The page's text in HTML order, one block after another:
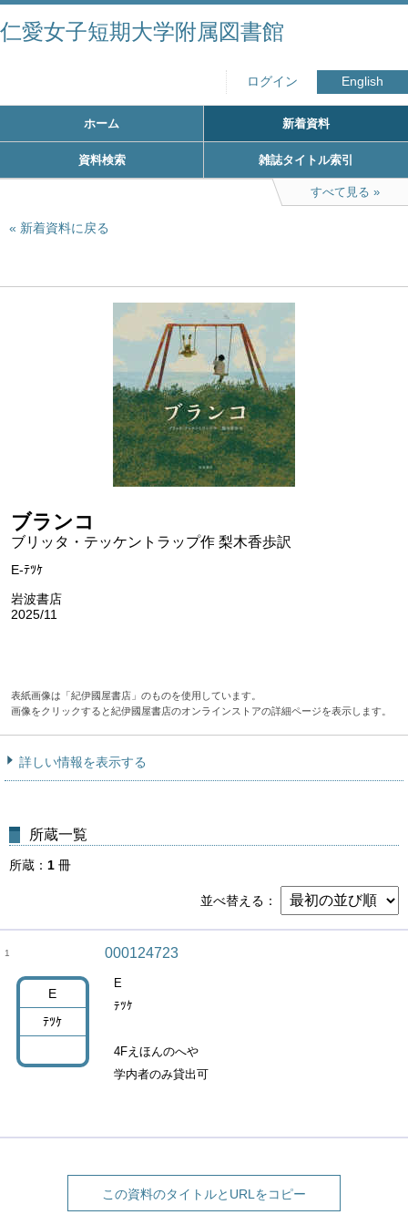
仁愛女子短期大学附属図書館
ログイン English
ホーム 新着資料
資料検索 雑誌タイトル索引
すべて見る
新着資料に戻る
ブランコ
ブリッタ・テッケントラップ作 梨木香歩訳
E-ﾃﾂｹ
岩波書店
2025/11
表紙画像は「紀伊國屋書店」のものを使用しています。
画像をクリックすると紀伊國屋書店のオンラインストアの詳細ページを表示します。
詳しい情報を表示する
所蔵一覧
所蔵 1 冊
並べ替える
1
E
ﾃﾂｹ
000124723
E
ﾃﾂｹ
4Fえほんのへや
学内者のみ貸出可
この資料のタイトルとURLをコピー